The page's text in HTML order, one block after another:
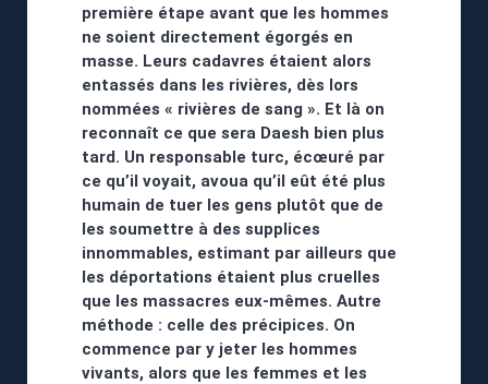
première étape avant que les hommes
ne soient directement égorgés en
masse. Leurs cadavres étaient alors
entassés dans les rivières, dès lors
nommées « rivières de sang ». Et là on
reconnaît ce que sera Daesh bien plus
tard. Un responsable turc, écœuré par
ce qu’il voyait, avoua qu’il eût été plus
humain de tuer les gens plutôt que de
les soumettre à des supplices
innommables, estimant par ailleurs que
les déportations étaient plus cruelles
que les massacres eux-mêmes. Autre
méthode : celle des précipices. On
commence par y jeter les hommes
vivants, alors que les femmes et les